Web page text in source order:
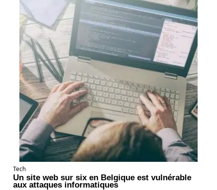
Tech
Un site web sur six en Belgique est vulnérable
aux attaques informatiques